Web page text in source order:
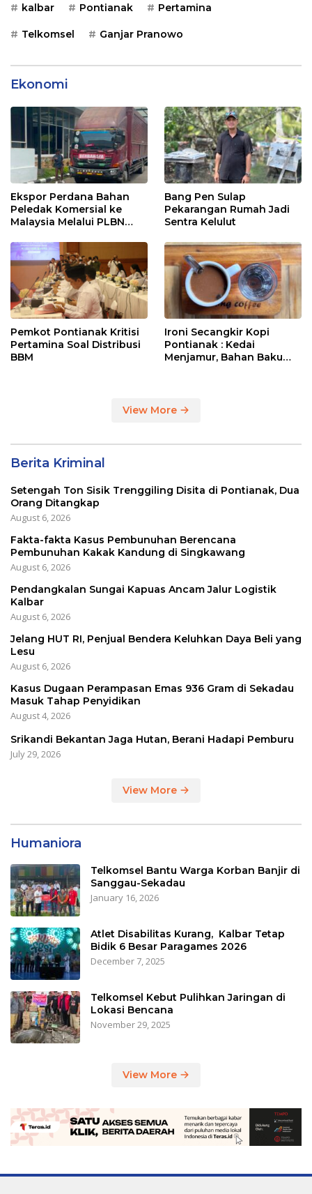
kalbar Pontianak Pertamina
Telkomsel Ganjar Pranowo
Ekonomi
Ekspor Perdana Bahan
Peledak Komersial ke
Malaysia Melalui PLBN
Bang Pen Sulap
Pekarangan Rumah Jadi
Sentra Kelulut
Pemkot Pontianak Kritisi
Pertamina Soal Distribusi
BBM
Ironi Secangkir Kopi
Pontianak : Kedai
Menjamur, Bahan Baku
View More
Berita Kriminal
Setengah Ton Sisik Trenggiling Disita di Pontianak, Dua
Orang Ditangkap
August 6, 2026
Fakta-fakta Kasus Pembunuhan Berencana
Pembunuhan Kakak Kandung di Singkawang
August 6, 2026
Pendangkalan Sungai Kapuas Ancam Jalur Logistik
Kalbar
August 6, 2026
Jelang HUT RI, Penjual Bendera Keluhkan Daya Beli yang
Lesu
August 6, 2026
Kasus Dugaan Perampasan Emas 936 Gram di Sekadau
Masuk Tahap Penyidikan
August 4, 2026
Srikandi Bekantan Jaga Hutan, Berani Hadapi Pemburu
July 29, 2026
View More
Humaniora
Telkomsel Bantu Warga Korban Banjir di
Sanggau-Sekadau
January 16, 2026
Atlet Disabilitas Kurang, Kalbar Tetap
Bidik 6 Besar Paragames 2026
December 7, 2025
Telkomsel Kebut Pulihkan Jaringan di
Lokasi Bencana
November 29, 2025
View More